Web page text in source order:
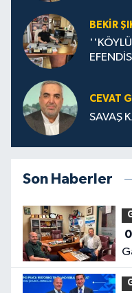
BEKIR
CEVAT
SAVAŞ
Son Haberler